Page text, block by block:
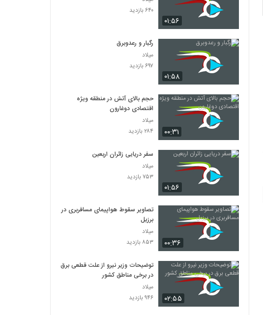
۰۱:۵۶
۶۴۰ بازدید
۰۱:۵۸
رگبار و رعدوبرق
میلاد
۶۹۷ بازدید
۰۰:۳۱
حجم بالای آتش در منطقه ویژه
اقتصادی دوغارون
میلاد
۲۸۴ بازدید
۰۱:۵۶
سفر دریایی زائران اربعین
میلاد
۷۵۳ بازدید
۰۰:۳۶
تصاویر سقوط هواپیمای مسافربری در
برزیل
میلاد
۸۵۳ بازدید
۰۲:۵۵
توضیحات وزیر نیرو از علت قطعی برق
در برخی مناطق کشور
میلاد
۹۴۶ بازدید